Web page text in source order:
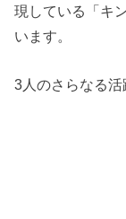
現している「キ
います。
3人のさらなる活